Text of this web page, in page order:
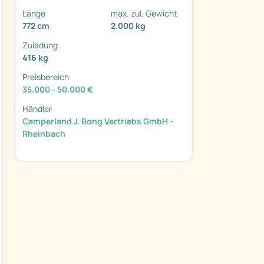
Länge
772 cm
max. zul. Gewicht
2.000 kg
Zuladung
416 kg
Preisbereich
35.000 - 50.000 €
Händler
Camperland J. Bong Vertriebs GmbH -
Rheinbach